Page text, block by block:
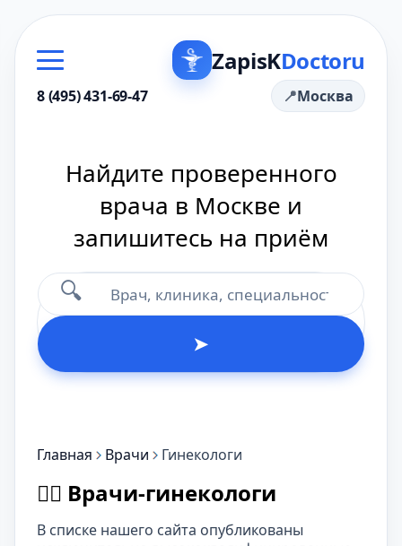
ZapisKDoctoru
8 (495) 431-69-47 Москва
Найдите проверенного
врача в Москве и
запишитесь на приём
🔍
➤
Главная Врачи Гинекологи
👨‍⚕️ Врачи-гинекологи
В списке нашего сайта опубликованы